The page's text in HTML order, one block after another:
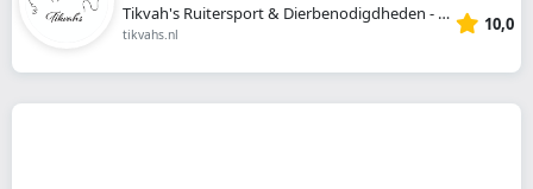
Tikvah's Ruitersport & Dierbenodigdheden - 2020
tikvahs.nl 10,0